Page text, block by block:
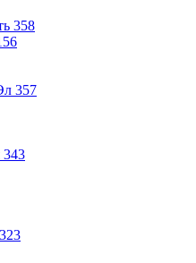
358
357
343
323